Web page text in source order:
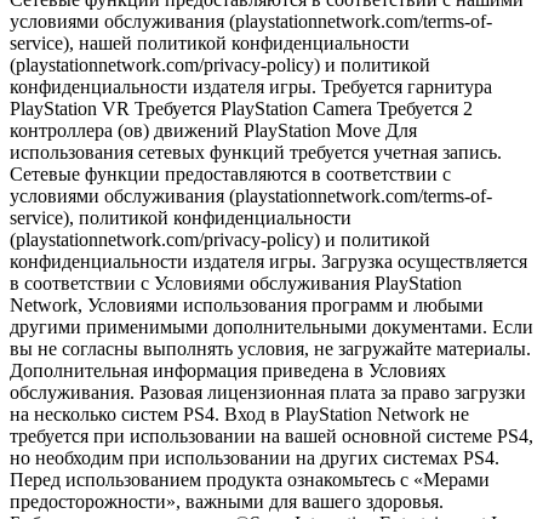
условиями обслуживания (playstationnetwork.com/terms-of-
service), нашей политикой конфиденциальности
(playstationnetwork.com/privacy-policy) и политикой
конфиденциальности издателя игры. Требуется гарнитура
PlayStation VR Требуется PlayStation Camera Требуется 2
контроллера (ов) движений PlayStation Move Для
использования сетевых функций требуется учетная запись.
Сетевые функции предоставляются в соответствии с
условиями обслуживания (playstationnetwork.com/terms-of-
service), политикой конфиденциальности
(playstationnetwork.com/privacy-policy) и политикой
конфиденциальности издателя игры. Загрузка осуществляется
в соответствии с Условиями обслуживания PlayStation
Network, Условиями использования программ и любыми
другими применимыми дополнительными документами. Если
вы не согласны выполнять условия, не загружайте материалы.
Дополнительная информация приведена в Условиях
обслуживания. Разовая лицензионная плата за право загрузки
на несколько систем PS4. Вход в PlayStation Network не
требуется при использовании на вашей основной системе PS4,
но необходим при использовании на других системах PS4.
Перед использованием продукта ознакомьтесь с «Мерами
предосторожности», важными для вашего здоровья.